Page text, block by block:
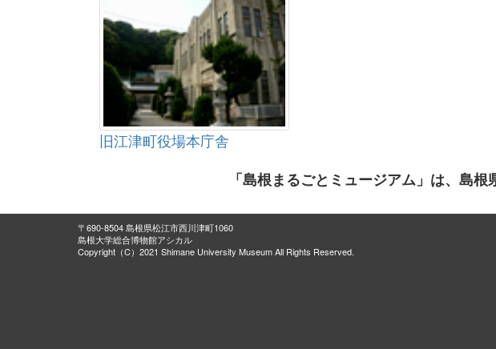
旧江津町役場本庁舎
「島根まるごとミュージアム」は、島
〒690-8504 島根県松江市西川津町1060
島根大学総合博物館アシカル
Copyright（C）2021 Shimane University Museum All Rights Reserved.